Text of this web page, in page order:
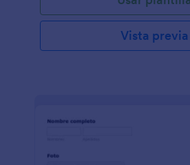
Vista previa